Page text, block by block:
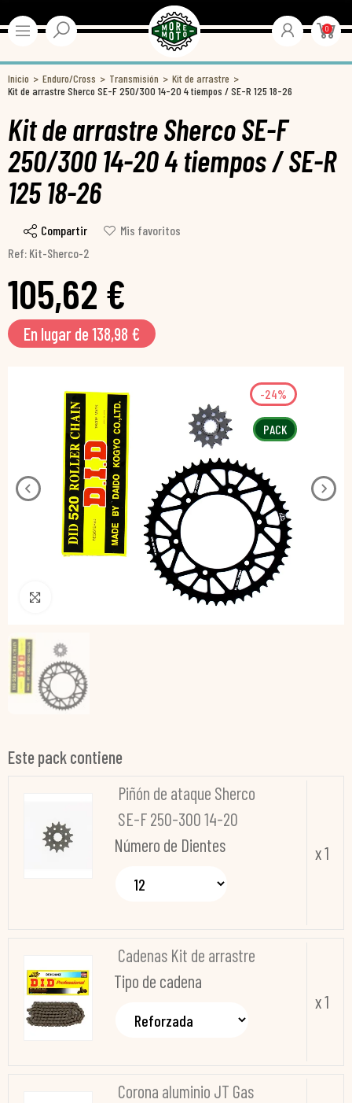
0
Inicio Enduro/Cross Transmisión
Kit de arrastre
Kit de arrastre Sherco SE-F 250/300 14-20 4 tiempos / SE-R 125 18-26
Kit de arrastre Sherco SE-F
250/300 14-20 4 tiempos / SE-R
125 18-26
Compartir
Mis favoritos
Ref: Kit-Sherco-2
105,62 €
En lugar de 138,98 €
PACK
-24%
Pincha para agrandar
Este pack contiene
Piñón de ataque Sherco
SE-F 250-300 14-20
Número de Dientes
x 1
Cadenas Kit de arrastre
Tipo de cadena
x 1
Corona aluminio JT Gas